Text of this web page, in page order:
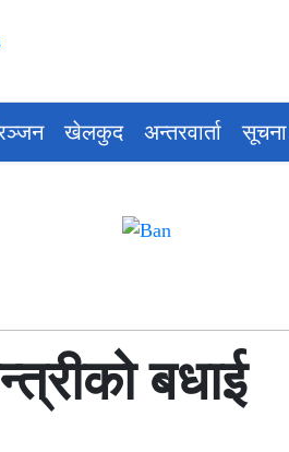
खेलकुद अन्तरवार्ता सूचना
बधाई